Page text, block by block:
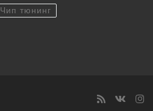
Чип тюнинг